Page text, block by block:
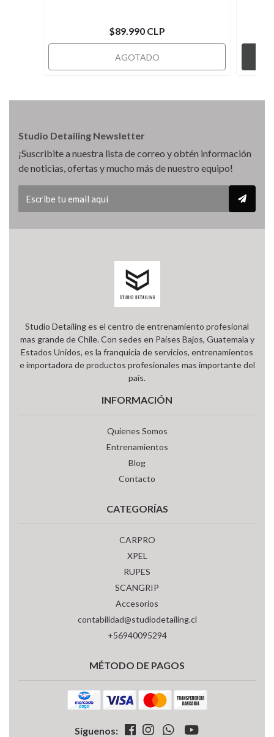
$89.990 CLP
AGOTADO
Studio Detailing Newsletter
¡Suscribite a nuestra lista de correo y obtén información
de noticias, ofertas y mucho más de nuestro equipo!
Studio Detailing es el centro de entrenamiento profesional
mas grande de Chile. Con sedes en Países Bajos, Guatemala y
Estados Unidos, es la franquicia de servicios, entrenamientos
e importadora de productos profesionales mas importante del
país.
INFORMACIÓN
Quienes Somos
Entrenamientos
Blog
Contacto
CATEGORÍAS
CARPRO
XPEL
RUPES
SCANGRIP
Accesorios
contabilidad@studiodetailing.cl
+56940095294
MÉTODO DE PAGOS
Síguenos: